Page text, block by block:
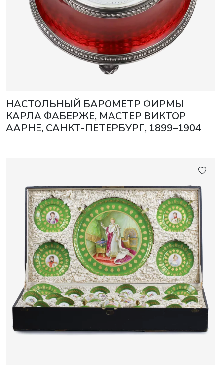
НАСТОЛЬНЫЙ БАРОМЕТР ФИРМЫ
КАРЛА ФАБЕРЖЕ, МАСТЕР ВИКТОР
ААРНЕ, САНКТ-ПЕТЕРБУРГ, 1899–1904